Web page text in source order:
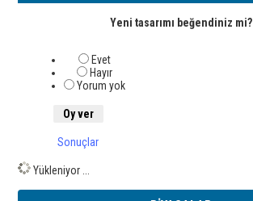
Yeni tasarımı beğendiniz mi?
Evet
Hayır
Yorum yok
Sonuçlar
Yükleniyor ...